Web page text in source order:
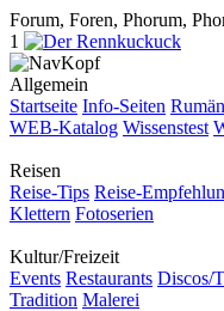
Forum, Foren, Phorum,
1
Allgemein
Startseite Info-Seiten
WEB-Katalog Wissenstest
Reisen
Reise-Tips Reise-
Klettern Fotoserien
Kultur/Freizeit
Events Restaurants Discos/
Tradition Malerei